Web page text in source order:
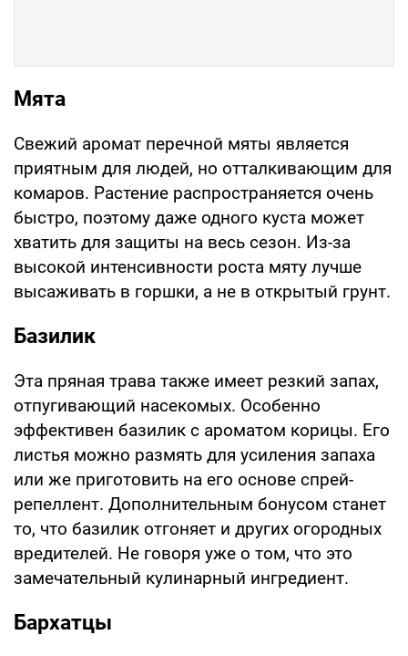
Мята
Свежий аромат перечной мяты является
приятным для людей, но отталкивающим для
комаров. Растение распространяется очень
быстро, поэтому даже одного куста может
хватить для защиты на весь сезон. Из-за
высокой интенсивности роста мяту лучше
высаживать в горшки, а не в открытый грунт.
Базилик
Эта пряная трава также имеет резкий запах,
отпугивающий насекомых. Особенно
эффективен базилик с ароматом корицы. Его
листья можно размять для усиления запаха
или же приготовить на его основе спрей-
репеллент. Дополнительным бонусом станет
то, что базилик отгоняет и других огородных
вредителей. Не говоря уже о том, что это
замечательный кулинарный ингредиент.
Бархатцы